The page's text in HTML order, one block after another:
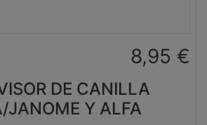
8,95 €
DE CANILLA
JANOME Y ALFA